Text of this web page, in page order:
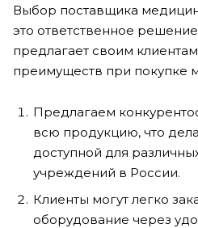
Выбор поставщика
это ответственное
предлагает своим
преимуществ при покупке
Предлагаем
всю продукцию, что
доступной для
учреждений в России.
Клиенты могут легко
оборудование через